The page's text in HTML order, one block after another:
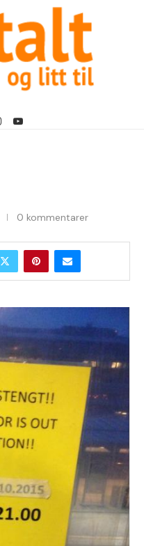
0 kommentarer